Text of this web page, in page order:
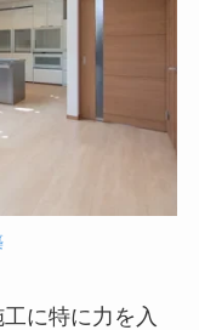
に特に力を入